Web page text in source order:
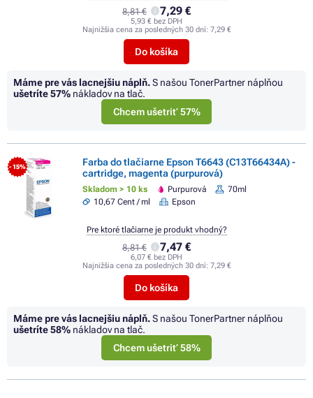
8,81 € 7,29 €
5,93 € bez DPH
Najnižšia cena za posledných 30 dní: 7,29 €
Do košíka
Máme pre vás lacnejšiu náplň.S našou TonerPartner náplňou
ušetríte57% nákladov na tlač.
Chcem ušetriť 57%
- 15%
Farba do tlačiarne Epson T6643 (C13T66434A) -
cartridge, magenta (purpurová)
Skladom > 10 ks Purpurová
70ml
10,67 Cent / ml
Epson
8,81 € 7,47 €
6,07 € bez DPH
Najnižšia cena za posledných 30 dní: 7,29 €
Do košíka
Pre ktoré tlačiarne je produkt vhodný?
Máme pre vás lacnejšiu náplň.S našou TonerPartner náplňou
ušetríte58% nákladov na tlač.
Chcem ušetriť 58%